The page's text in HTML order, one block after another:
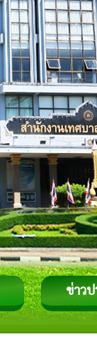
ข่าว